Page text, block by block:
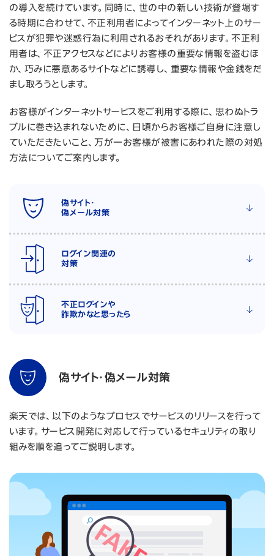
の導入を続けています。同時に、世の中の新しい技術が登場す
る時期に合わせて、不正利用者によってインターネット上のサー
ビスが犯罪や迷惑行為に利用されるおそれがあります。不正利
用者は、不正アクセスなどによりお客様の重要な情報を盗むほ
か、巧みに悪意あるサイトなどに誘導し、重要な情報や金銭をだ
まし取ろうとします。
お客様がインターネットサービスをご利用する際に、思わぬトラ
ブルに巻き込まれないために、日頃からお客様ご自身に注意し
ていただきたいこと、万が一お客様が被害にあわれた際の対処
方法についてご案内します。
偽サイト・
偽メール対策
ログイン関連の
対策
不正ログインや
詐欺かなと思ったら
偽サイト・偽メール対策
楽天では、以下のようなプロセスでサービスのリリースを行って
います。サービス開発に対応して行っているセキュリティの取り
組みを順を追ってご説明します。